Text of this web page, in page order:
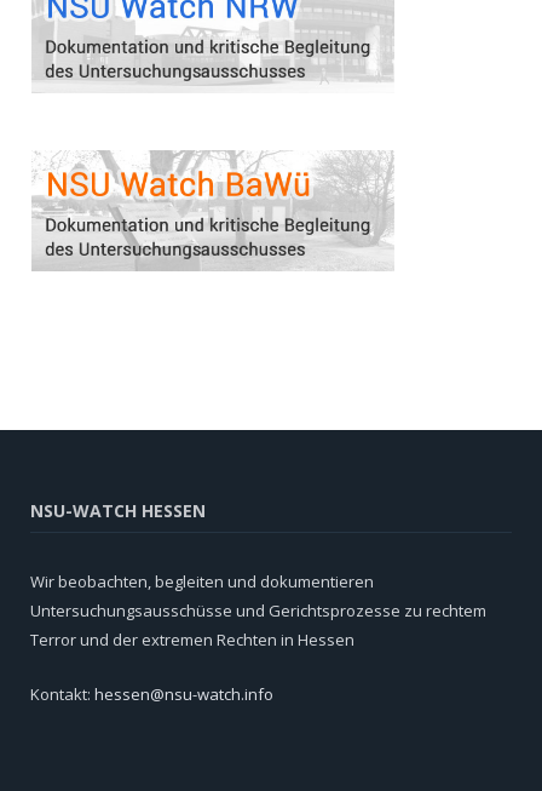
NSU-WATCH HESSEN
Wir beobachten, begleiten und dokumentieren
Untersuchungsausschüsse und Gerichtsprozesse zu rechtem
Terror und der extremen Rechten in Hessen
Kontakt: hessen@nsu-watch.info